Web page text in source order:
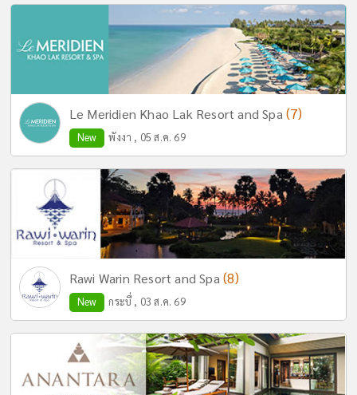
Le Meridien Khao Lak Resort and Spa (7)
New พังงา , 05 ส.ค. 69
Rawi Warin Resort and Spa (8)
New กระบี่ , 03 ส.ค. 69